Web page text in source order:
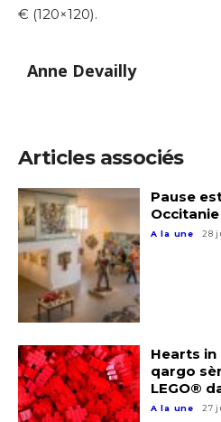
Prénom
Statut / Organisation
J'accepte lestermes et
Nom
Prénom
Statut / Organisation
J'accepte lestermes et
€ (120×120).
Anne Devailly
Articles associés
Pause
Occitanie
A la une 28
Hearts in
qargo
LEGO®
A la une 27